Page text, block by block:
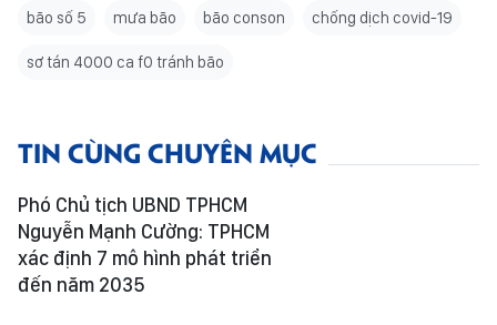
bão số 5 mưa bão bão conson chống dịch covid-19
sơ tán 4000 ca f0 tránh bão
TIN CÙNG CHUYÊN MỤC
Phó Chủ tịch UBND TPHCM
Nguyễn Mạnh Cường: TPHCM
xác định 7 mô hình phát triển
đến năm 2035